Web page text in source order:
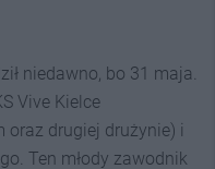
niedawno, bo 31 maja.
Vive Kielce
oraz drugiej drużynie) i
Ten młody zawodnik